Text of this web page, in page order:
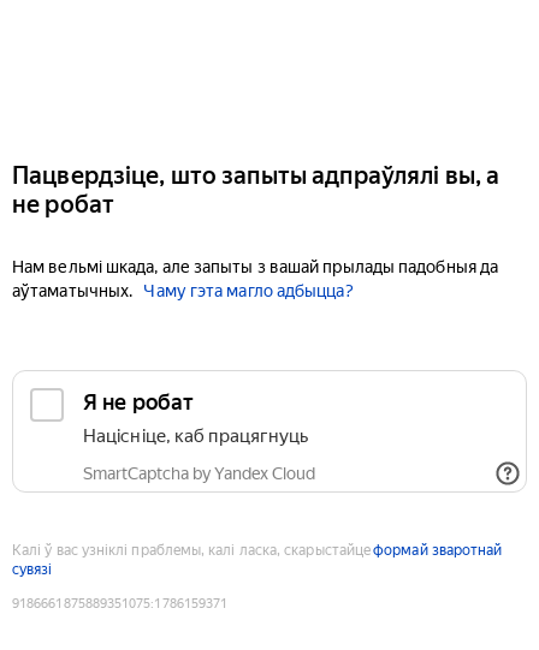
Пацвердзіце, што запыты адпраўлялі вы, а
не робат
Нам вельмі шкада, але запыты з вашай прылады падобныя да
аўтаматычных.
Чаму гэта магло адбыцца?
Я не робат
Націсніце, каб працягнуць
SmartCaptcha by Yandex Cloud
Калі ў вас узніклі праблемы, калі ласка, скарыстайцеформай зваротнай
сувязі
9186661875889351075:1786159371